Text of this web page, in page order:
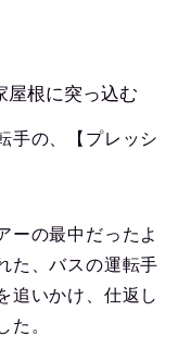
屋根に突っ込む
手の、【プレッシ
ーの最中だったよ
た、バスの運転手
追いかけ、仕返し
た。